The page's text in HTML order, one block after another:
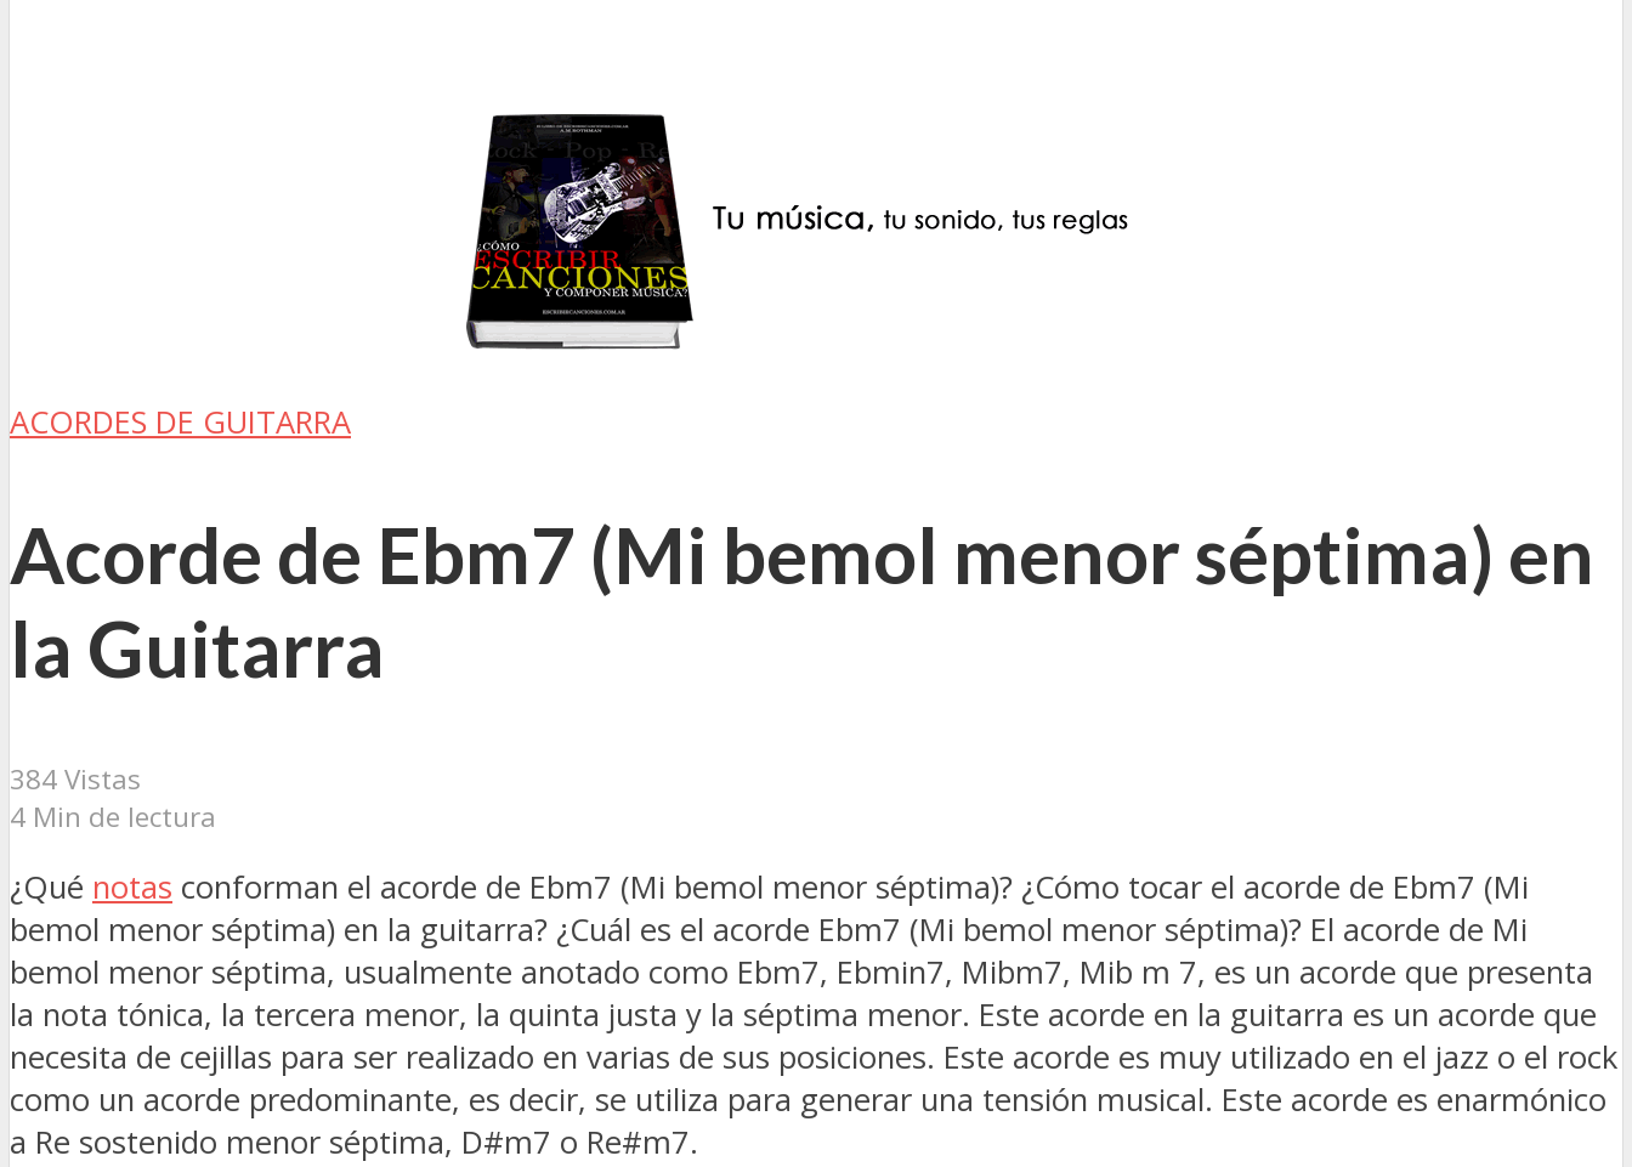
ACORDES DE GUITARRA
Acorde de Ebm7 (Mi bemol menor séptima) en
la Guitarra
384 Vistas
4 Min de lectura
¿Qué notas conforman el acorde de Ebm7 (Mi bemol menor séptima)? ¿Cómo tocar el acorde de Ebm7 (Mi
bemol menor séptima) en la guitarra? ¿Cuál es el acorde Ebm7 (Mi bemol menor séptima)? El acorde de Mi
bemol menor séptima, usualmente anotado como Ebm7, Ebmin7, Mibm7, Mib m 7, es un acorde que presenta
la nota tónica, la tercera menor, la quinta justa y la séptima menor. Este acorde en la guitarra es un acorde que
necesita de cejillas para ser realizado en varias de sus posiciones. Este acorde es muy utilizado en el jazz o el rock
como un acorde predominante, es decir, se utiliza para generar una tensión musical. Este acorde es enarmónico
a Re sostenido menor séptima, D#m7 o Re#m7.